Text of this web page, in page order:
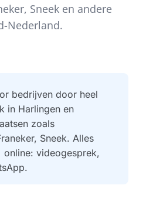
Sneek en andere
Nederland.
bedrijven door heel
in Harlingen en
zoals
Sneek. Alles
online: videogesprek,